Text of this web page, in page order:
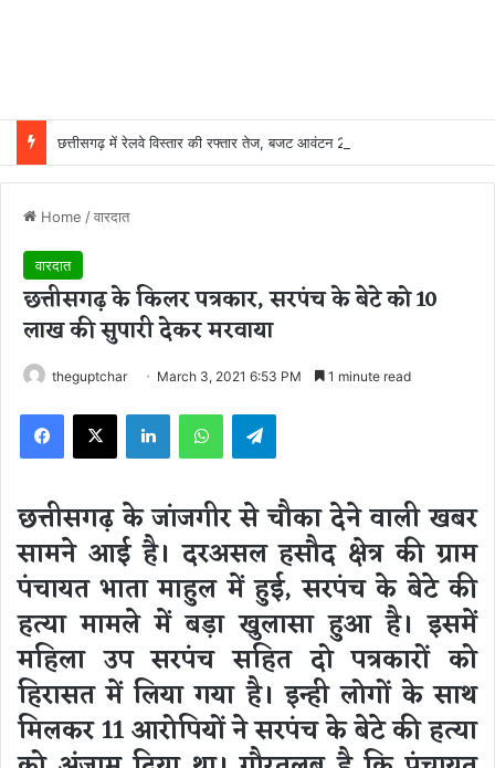
Home /वारदात
वारदात
छत्तीसगढ़ के किलर पत्रकार, सरपंच के बेटे को 10
लाख की सुपारी देकर मरवाया
theguptchar March 3, 2021 6:53 PM 1 minute read
छत्तीसगढ़ के जांजगीर से चौका देने वाली खबर
सामने आई है। दरअसल हसौद क्षेत्र की ग्राम
पंचायत भाता माहुल में हुई, सरपंच के बेटे की
हत्या मामले में बड़ा खुलासा हुआ है। इसमें
महिला उप सरपंच सहित दो पत्रकारों को
हिरासत में लिया गया है। इन्ही लोगों के साथ
मिलकर 11 आरोपियों ने सरपंच के बेटे की हत्या